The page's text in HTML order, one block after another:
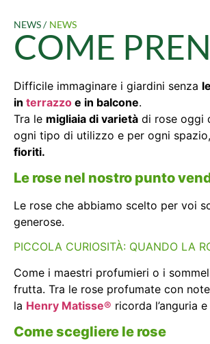
NEWS / NEWS
COME
Difficile immaginare i giardini senza
in terrazzo e in balcone.
Tra le migliaia di varietà di rose oggi
ogni tipo di utilizzo e per ogni
fioriti.
Le rose nel nostro punto
Le rose che abbiamo scelto per voi
generose.
PICCOLA CURIOSITÀ: QUANDO LA
Come i maestri profumieri o i
frutta. Tra le rose profumate con
la Henry Matisse® ricorda l’anguria
Come scegliere le rose